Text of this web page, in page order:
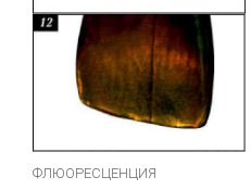
ФЛЮОРЕСЦЕНЦИЯ